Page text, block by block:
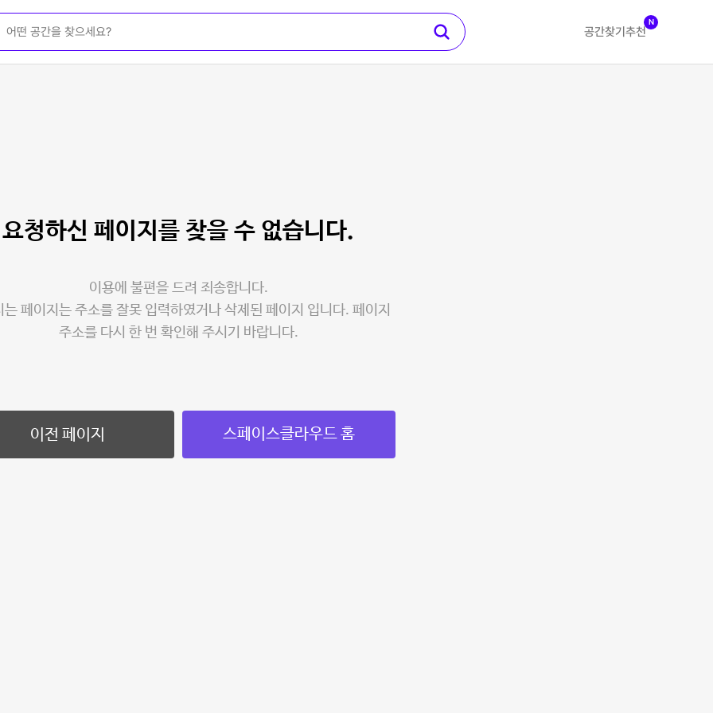
공간찾기 추천
N
요청하신 페이지를 찾을 수 없습니다.
이용에 불편을 드려 죄송합니다.
는 페이지는 주소를 잘못 입력하였거나 삭제된 페이지 입니다. 페이지
주소를 다시 한 번 확인해 주시기 바랍니다.
이전 페이지 스페이스클라우드 홈